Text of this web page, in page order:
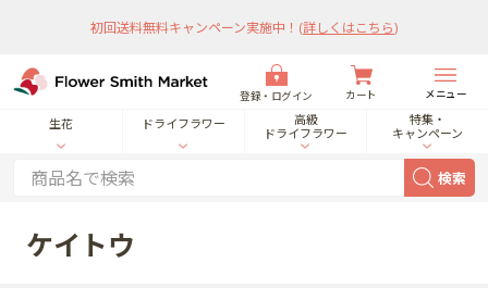
初回送料無料キャンペーン実施中！ (詳しくはこちら)
登録・ログイン カート メニュー
生花 ドライフラワー
高級
ドライフラワー
特集・
キャンペーン
検索
ケイトウ